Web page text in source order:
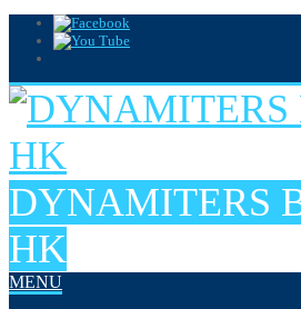
DYNAMITERS
HK
MENU